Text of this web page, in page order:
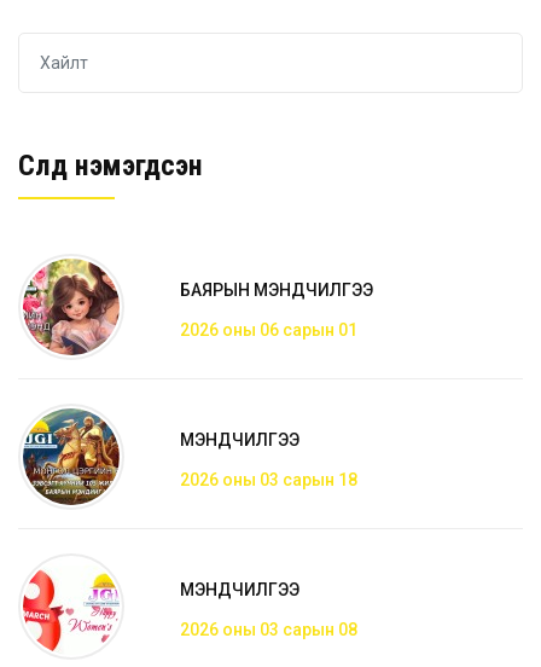
Сүүлд нэмэгдсэн
БАЯРЫН МЭНДЧИЛГЭЭ
2026 оны 06 сарын 01
МЭНДЧИЛГЭЭ
2026 оны 03 сарын 18
МЭНДЧИЛГЭЭ
2026 оны 03 сарын 08